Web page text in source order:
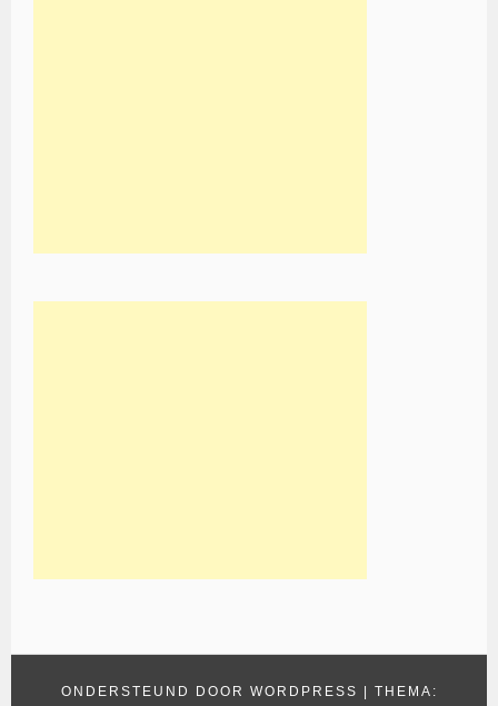
ONDERSTEUND DOOR WORDPRESS | THEMA: